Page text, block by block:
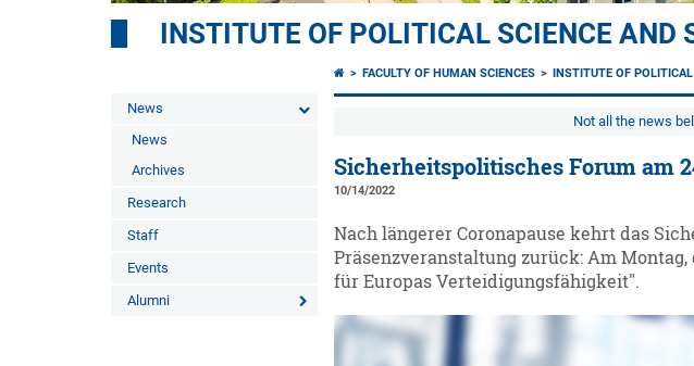
INSTITUTE OF POLITICAL SCIENCE AND
News
News
Archives
Research
Staff
Events
Alumni
FACULTY OF HUMAN SCIENCES INSTITUTE OF
Not all the news
Sicherheitspolitisches Forum am
10/14/2022
Nach längerer Coronapause kehrt das
Präsenzveranstaltung zurück: Am Montag,
für Europas Verteidigungsfähigkeit".